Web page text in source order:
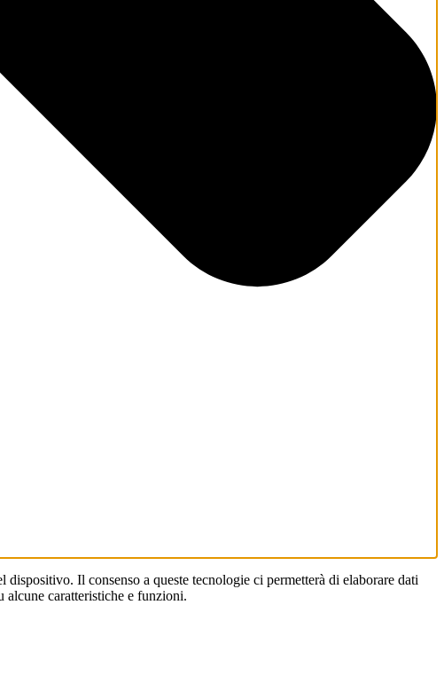
Il consenso a queste tecnologie ci permetterà di elaborare dati
caratteristiche e funzioni.